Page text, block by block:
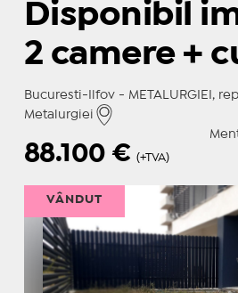
Disponibil
2 camere +
Bucuresti-Ilfov - METALURGIEI,
Metalurgiei
88.100€ (+TVA)
VÂNDUT